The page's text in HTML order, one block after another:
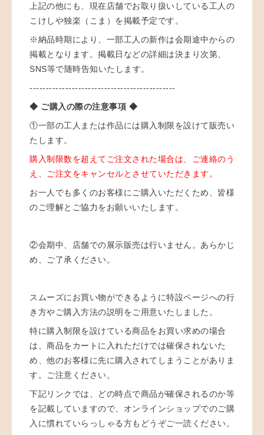
上記の他にも、現在店舗でお取り扱いしている工人の
こけしや独楽（こま）を掲載予定です。
※納品時期により、一部工人の新作は会期途中からの
掲載となります。掲載日などの詳細は決まり次第、
SNS等で随時告知いたします。
---------------------------------------------
◆ ご購入の際の注意事項 ◆
①一部の工人または作品には購入制限を設けて販売い
たします。
購入制限数を超えてご注文された場合は、ご連絡のう
え、ご注文をキャンセルとさせていただきます。
お一人でも多くのお客様にご購入いただくため、皆様
のご理解とご協力をお願いいたします。
②会期中、店舗での展示販売は行いません。あらかじ
め、ご了承ください。
スムーズにお買い物ができるように特設ページへの行
き方やご購入方法の説明をご用意いたしました。
特に購入制限を設けている商品をお買い求めの場合
は、商品をカートに入れただけでは確保されないた
め、他のお客様に先に購入されてしまうことがありま
す。ご注意ください。
下記リンクでは、どの時点で商品が確保されるのか等
を記載していますので、オンラインショップでのご購
入に慣れていらっしゃる方もどうぞご一読ください。